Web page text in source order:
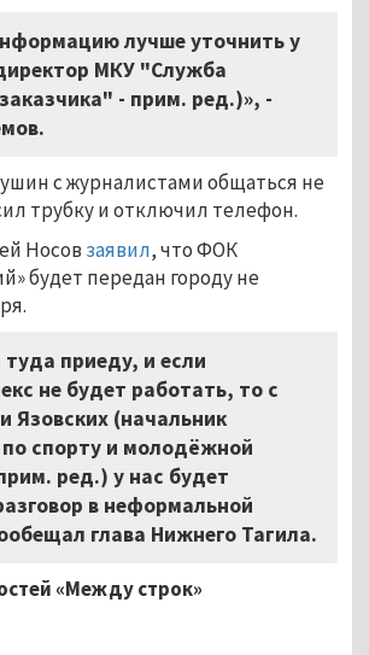
лучше уточнить у
МКУ "Служба
- прим. ред.)», -
с журналистами общаться не
трубку и отключил телефон.
Носов заявил, что ФОК
будет передан городу не
туда приеду, и если
не будет работать, то с
Язовских (начальник
спорту и молодёжной
ред.) у нас будет
в неформальной
глава Нижнего Тагила.
«Между строк»